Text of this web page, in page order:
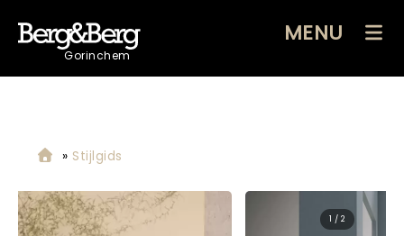
Gorinchem
MENU
» Stijlgids
2 / 2